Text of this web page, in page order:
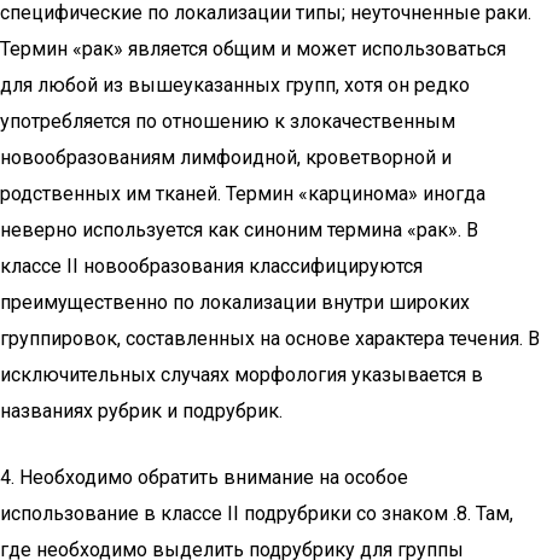
специфические по локализации типы; неуточненные раки.
Термин «рак» является общим и может использоваться
для любой из вышеуказанных групп, хотя он редко
употребляется по отношению к злокачественным
новообразованиям лимфоидной, кроветворной и
родственных им тканей. Термин «карцинома» иногда
неверно используется как синоним термина «рак». В
классе II новообразования классифицируются
преимущественно по локализации внутри широких
группировок, составленных на основе характера течения. В
исключительных случаях морфология указывается в
названиях рубрик и подрубрик.
4. Необходимо обратить внимание на особое
использование в классе II подрубрики со знаком .8. Там,
где необходимо выделить подрубрику для группы